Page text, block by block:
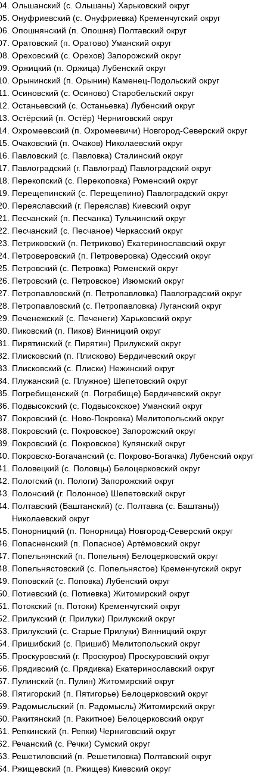
Ольшанский (с. Ольшаны) Харьковский округ
Онуфриевский (с. Онуфриевка) Кременчугский округ
Опошнянский (п. Опошня) Полтавский округ
Оратовский (п. Оратово) Уманский округ
Ореховский (с. Орехов) Запорожский округ
Оржицкий (п. Оржица) Лубенский округ
Орынинский (п. Орынин) Каменец-Подольский округ
Осиновский (с. Осиново) Старобельский округ
Останьевский (с. Останьевка) Лубенский округ
Остёрский (п. Остёр) Черниговский округ
Охромеевский (п. Охромеевичи) Новгород-Северский округ
Очаковский (п. Очаков) Николаевский округ
Павловский (с. Павловка) Сталинский округ
Павлоградский (г. Павлоград) Павлоградский округ
Перекопский (с. Перекоповка) Роменский округ
Перещепинский (с. Перещепино) Павлоградский округ
Переяславский (г. Переяслав) Киевский округ
Песчанский (п. Песчанка) Тульчинский округ
Песчанский (с. Песчаное) Черкасский округ
Петриковский (п. Петриково) Екатеринославский округ
Петроверовский (п. Петроверовка) Одесский округ
Петровский (с. Петровка) Роменский округ
Петровский (с. Петровское) Изюмский округ
Петропавловский (п. Петропавловка) Павлоградский округ
Петропавловский (с. Петропавловка) Луганский округ
Печенежский (с. Печенеги) Харьковский округ
Пиковский (п. Пиков) Винницкий округ
Пирятинский (г. Пирятин) Прилукский округ
Плисковский (п. Плисково) Бердичевский округ
Плисковский (с. Плиски) Нежинский округ
Плужанский (с. Плужное) Шепетовский округ
Погребищенский (п. Погребище) Бердичевский округ
Подвысокский (с. Подвысокское) Уманский округ
Покровский (с. Ново-Покровка) Мелитопольский округ
Покровский (с. Покровское) Запорожский округ
Покровский (с. Покровское) Купянский округ
Покровско-Богачанский (с. Покрово-Богачка) Лубенский округ
Половецкий (с. Половцы) Белоцерковский округ
Пологский (п. Пологи) Запорожский округ
Полонский (г. Полонное) Шепетовский округ
Полтавский (Баштанский) (с. Полтавка (с. Баштаны))
Николаевский округ
Понорницкий (п. Понорница) Новгород-Северский округ
Попасненский (п. Попасное) Артёмовский округ
Попельнянский (п. Попельня) Белоцерковский округ
Попельнястовский (с. Попельнястое) Кременчугский округ
Поповский (с. Поповка) Лубенский округ
Потиевский (с. Потиевка) Житомирский округ
Потокский (п. Потоки) Кременчугский округ
Прилукский (г. Прилуки) Прилукский округ
Прилукский (с. Старые Прилуки) Винницкий округ
Пришибский (с. Пришиб) Мелитопольский округ
Проскуровский (г. Проскуров) Проскуровский округ
Прядивский (с. Прядивка) Екатеринославский округ
Пулинский (п. Пулин) Житомирский округ
Пятигорский (п. Пятигорье) Белоцерковский округ
Радомысльский (п. Радомысль) Житомирский округ
Ракитянский (п. Ракитное) Белоцерковский округ
Репкинский (п. Репки) Черниговский округ
Речанский (с. Речки) Сумский округ
Решетиловский (п. Решетиловка) Полтавский округ
Ржищевский (п. Ржищев) Киевский округ